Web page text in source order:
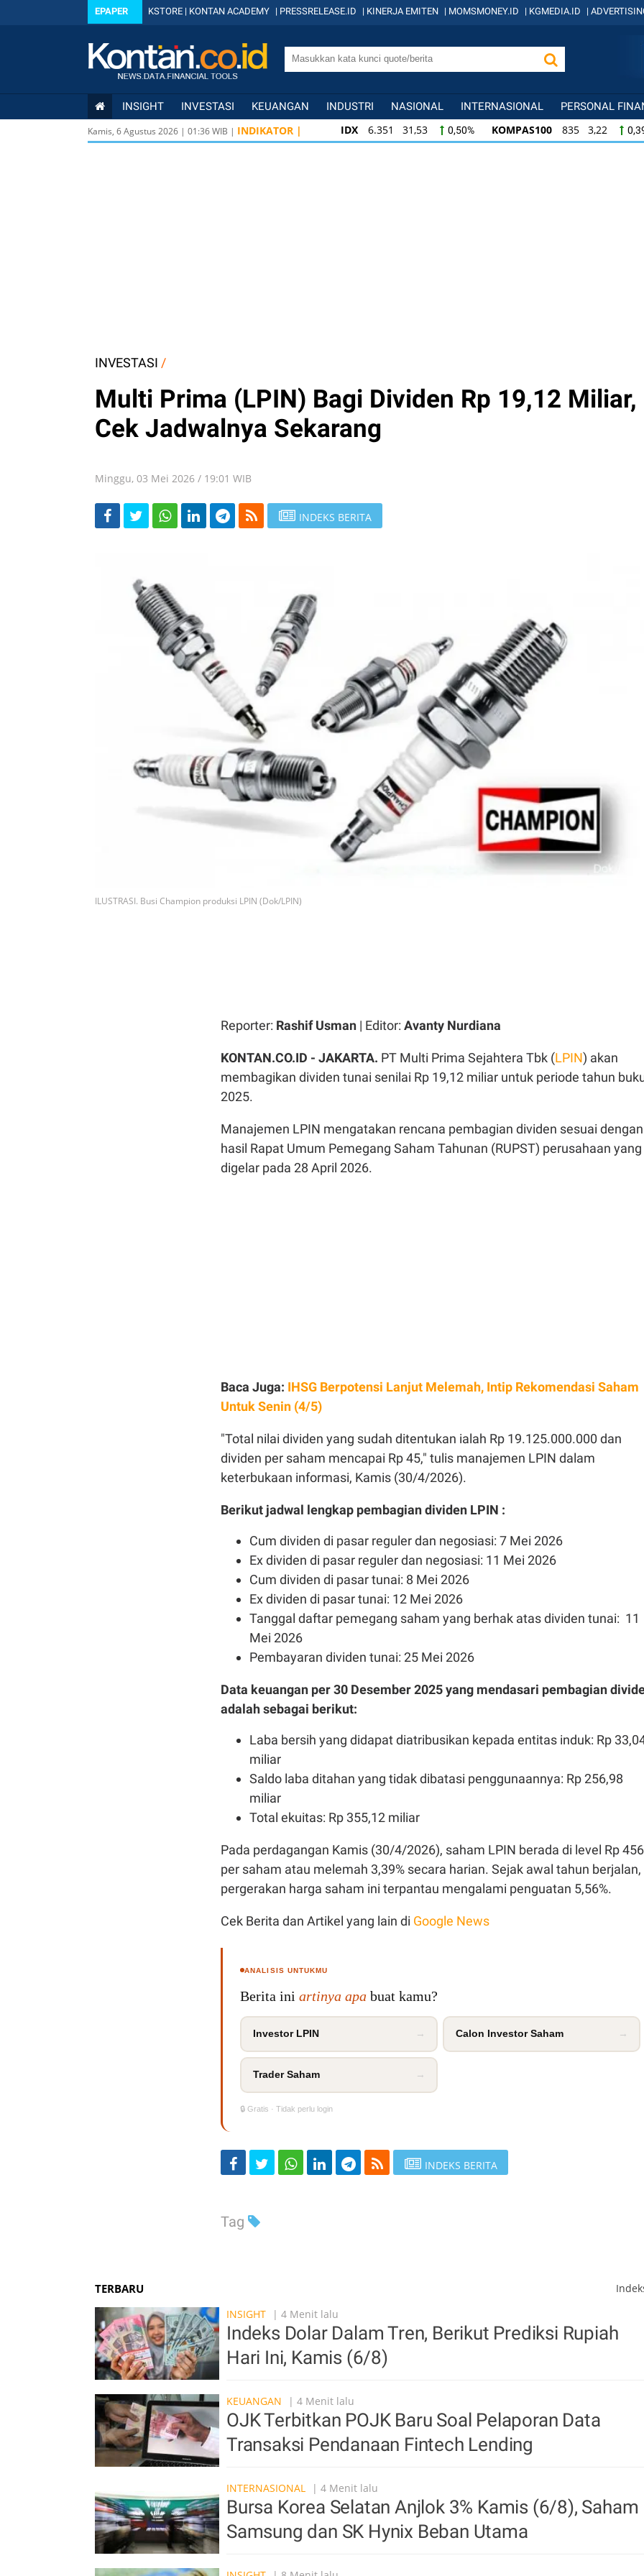
EPAPER KSTORE | KONTAN ACADEMY | PRESSRELEASE.ID | KINERJA EMITEN | MOMSMONEY.ID | KGMEDIA.ID |
INSIGHT INVESTASI KEUANGAN INDUSTRI NASIONAL INTERNASIONAL PERSONAL
Kamis, 6 Agustus 2026 | 01:36WIB | INDIKATOR | IDX 6.351 31,53 0,50% KOMPAS100 835 3,22
IDX
6.351 31,53 0,50% KOMPAS100 835 3,22
INVESTASI /
Multi Prima (LPIN) Bagi Dividen Rp 19,12 Miliar,
Cek Jadwalnya Sekarang
Minggu, 03 Mei 2026 / 19:01 WIB
INDEKS BERITA
ILUSTRASI. Busi Champion produksi LPIN (Dok/LPIN)
Reporter: Rashif Usman | Editor: Avanty Nurdiana
KONTAN.CO.ID - JAKARTA. PT Multi Prima Sejahtera Tbk (LPIN) akan
membagikan dividen tunai senilai Rp 19,12 miliar untuk periode tahun
2025.
Manajemen LPIN mengatakan rencana pembagian dividen sesuai dengan
hasil Rapat Umum Pemegang Saham Tahunan (RUPST) perusahaan yang
digelar pada 28 April 2026.
Baca Juga: IHSG Berpotensi Lanjut Melemah, Intip Rekomendasi Saham
Untuk Senin (4/5)
"Total nilai dividen yang sudah ditentukan ialah Rp 19.125.000.000 dan
dividen per saham mencapai Rp 45," tulis manajemen LPIN dalam
keterbukaan informasi, Kamis (30/4/2026).
Berikut jadwal lengkap pembagian dividen LPIN :
Cum dividen di pasar reguler dan negosiasi: 7 Mei 2026
Ex dividen di pasar reguler dan negosiasi: 11 Mei 2026
Cum dividen di pasar tunai: 8 Mei 2026
Ex dividen di pasar tunai: 12 Mei 2026
Tanggal daftar pemegang saham yang berhak atas dividen tunai: 11
Mei 2026
Pembayaran dividen tunai: 25 Mei 2026
Data keuangan per 30 Desember 2025 yang mendasari pembagian
adalah sebagai berikut:
Laba bersih yang didapat diatribusikan kepada entitas induk: Rp
miliar
Saldo laba ditahan yang tidak dibatasi penggunaannya: Rp 256,98
miliar
Total ekuitas: Rp 355,12 miliar
Pada perdagangan Kamis (30/4/2026), saham LPIN berada di level Rp 456
per saham atau melemah 3,39% secara harian. Sejak awal tahun berjalan,
pergerakan harga saham ini terpantau mengalami penguatan 5,56%.
Cek Berita dan Artikel yang lain di Google News
ANALISIS UNTUKMU
Berita ini artinya apa buat kamu?
Investor LPIN → Calon Investor Saham →
Trader Saham →
🔒 Gratis · Tidak perlu login
INDEKS BERITA
Tag
TERBARU
INSIGHT
| 4 Menit lalu
Indeks Dolar Dalam Tren, Berikut Prediksi Rupiah
Hari Ini, Kamis (6/8)
KEUANGAN | 4 Menit lalu
OJK Terbitkan POJK Baru Soal Pelaporan Data
Transaksi Pendanaan Fintech Lending
INTERNASIONAL | 4 Menit lalu
Bursa Korea Selatan Anjlok 3% Kamis (6/8), Saham
Samsung dan SK Hynix Beban Utama